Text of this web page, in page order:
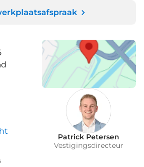
Patrick Petersen
Vestigingsdirecteur